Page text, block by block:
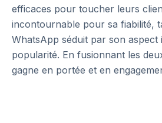
efficaces pour toucher leurs
incontournable pour sa fiabilité,
WhatsApp séduit par son aspect
popularité. En fusionnant les
gagne en portée et en